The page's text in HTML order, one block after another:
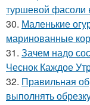
туршевой фасоли
30. Маленькие
маринованные
31. Зачем надо
Чеснок Каждое
32. Правильная
выполнять